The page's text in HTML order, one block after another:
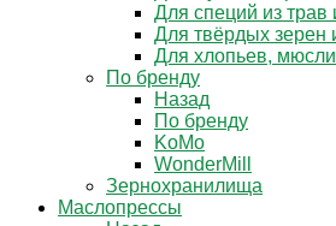
Для специй из трав
Для твёрдых зерен
Для хлопьев,
По бренду
Назад
По бренду
KoMo
WonderMill
Зернохранилища
Маслопрессы